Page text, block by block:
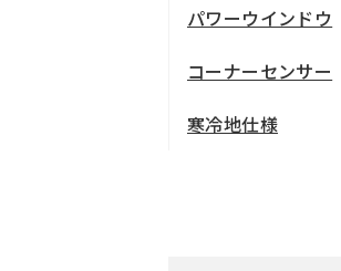
パワーウインドウ
コーナーセンサー
寒冷地仕様